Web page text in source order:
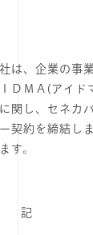
は、企業の事
ＤＭＡ(アイド
関し、セネカ
契約を締結し
す。
記